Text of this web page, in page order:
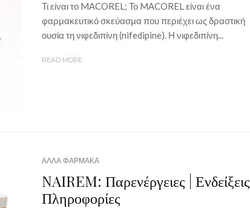
Τι είναι το MACOREL; Το MACOREL είναι ένα
φαρμακευτικό σκεύασμα που περιέχει ως δραστική
ουσία τη νιφεδιπίνη (nifedipine). Η νιφεδιπίνη...
READ MORE
ΑΛΛΑ ΦΑΡΜΑΚΑ
NAIREM: Παρενέργειες | Ενδείξεις |
Πληροφορίες